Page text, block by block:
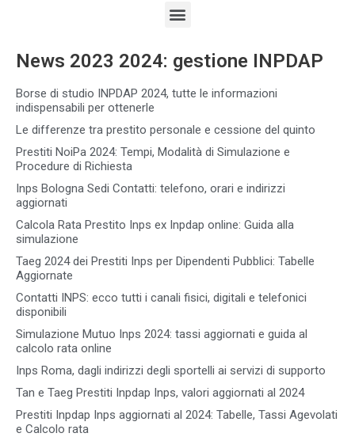
News 2023 2024: gestione INPDAP
Borse di studio INPDAP 2024, tutte le informazioni
indispensabili per ottenerle
Le differenze tra prestito personale e cessione del quinto
Prestiti NoiPa 2024: Tempi, Modalità di Simulazione e
Procedure di Richiesta
Inps Bologna Sedi Contatti: telefono, orari e indirizzi
aggiornati
Calcola Rata Prestito Inps ex Inpdap online: Guida alla
simulazione
Taeg 2024 dei Prestiti Inps per Dipendenti Pubblici: Tabelle
Aggiornate
Contatti INPS: ecco tutti i canali fisici, digitali e telefonici
disponibili
Simulazione Mutuo Inps 2024: tassi aggiornati e guida al
calcolo rata online
Inps Roma, dagli indirizzi degli sportelli ai servizi di supporto
Tan e Taeg Prestiti Inpdap Inps, valori aggiornati al 2024
Prestiti Inpdap Inps aggiornati al 2024: Tabelle, Tassi Agevolati
e Calcolo rata